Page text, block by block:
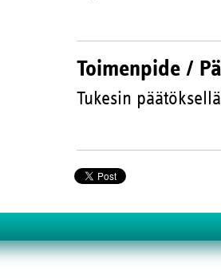
Toimenpide /
Tukesin